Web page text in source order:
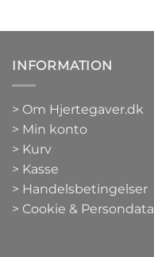
INFORMATION
> Om Hjertegaver.dk
> Min konto
> Kurv
> Kasse
> Handelsbetingelser
> Cookie & Persondata